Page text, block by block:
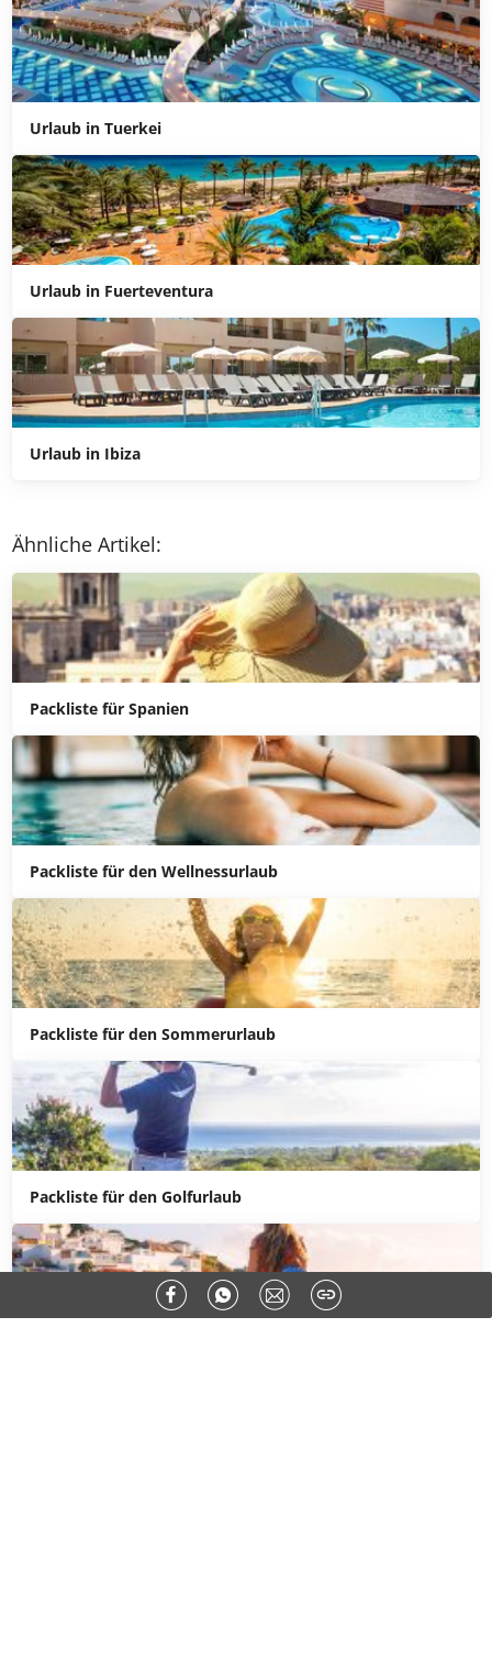
Urlaub in Tuerkei
Urlaub in Fuerteventura
Urlaub in Ibiza
Ähnliche Artikel:
Packliste für Spanien
Packliste für den Wellnessurlaub
Packliste für den Sommerurlaub
Packliste für den Golfurlaub